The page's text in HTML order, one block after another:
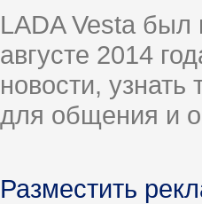
LADA Vesta был
августе 2014
новости,
для общения и
Разместить